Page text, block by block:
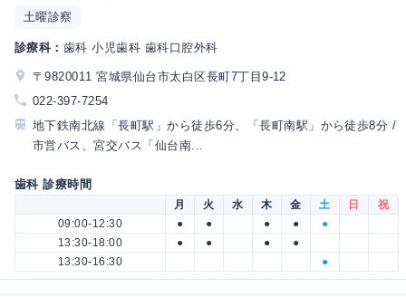
土曜診察
診療科： 歯科 小児歯科 歯科口腔外科
〒9820011 宮城県仙台市太白区長町7丁目9-12
022-397-7254
地下鉄南北線「長町駅」から徒歩6分、「長町南駅」から徒歩8分 /
市営バス、宮交バス「仙台南...
歯科 診療時間
月 火 水 木 金 土 日
祝
09:00-12:30
● ● ● ●
●
13:30-18:00
● ● ●
●
13:30-16:30
●